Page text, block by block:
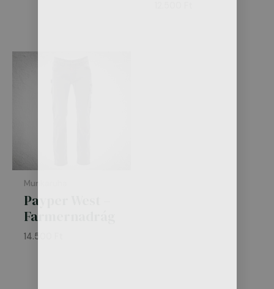
Munkaruha
Payper West –
Farmernadrág
14.500